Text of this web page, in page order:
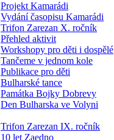
Projekt Kamarádi
Vydání časopisu Kamarádi
Trifon Zarezan X. ročník
Přehled aktivit
Workshopy pro děti i dospělé
Tančeme v jednom kole
Publikace pro děti
Bulharské tance
Památka Bojky Dobrevy
Den Bulharska ve Volyni
Trifon Zarezan IX. ročník
10 let Zaedno